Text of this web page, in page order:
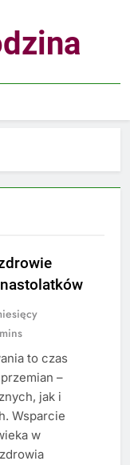
to czas
–
jak i
Wsparcie
w